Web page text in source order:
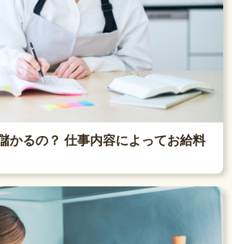
かるの？ 仕事内容によってお給料